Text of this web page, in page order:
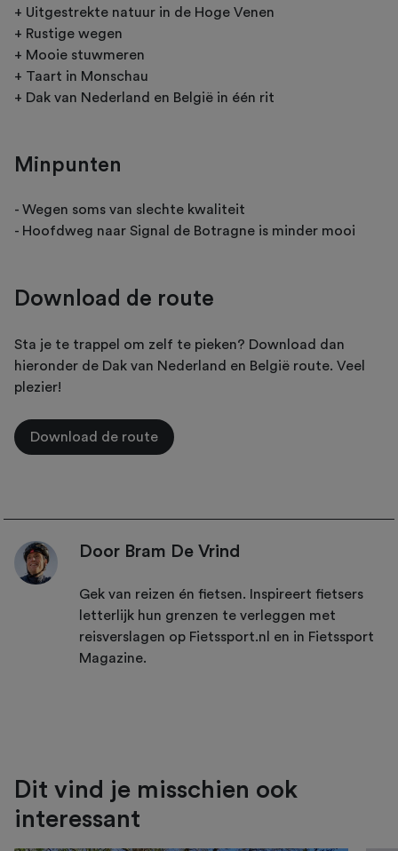
+ Uitgestrekte natuur in de Hoge Venen
+ Rustige wegen
+ Mooie stuwmeren
+ Taart in Monschau
+ Dak van Nederland en België in één rit
Minpunten
- Wegen soms van slechte kwaliteit
- Hoofdweg naar Signal de Botragne is minder mooi
Download de route
Sta je te trappel om zelf te pieken? Download dan
hieronder de Dak van Nederland en België route. Veel
plezier!
Download de route
Door Bram De Vrind
Gek van reizen én fietsen. Inspireert fietsers
letterlijk hun grenzen te verleggen met
reisverslagen op Fietssport.nl en in Fietssport
Magazine.
Dit vind je misschien ook
interessant